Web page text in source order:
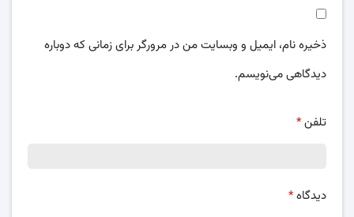
ذخیره نام، ایمیل و وبسایت من در مرورگر برای زمانی که دوباره
دیدگاهی می‌نویسم.
تلفن*
دیدگاه*